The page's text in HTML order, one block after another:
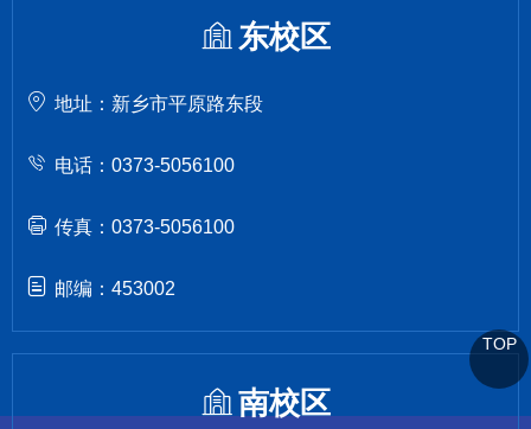
东校区
地址：新乡市平原路东段
电话：0373-5056100
传真：0373-5056100
邮编：453002
南校区
TOP